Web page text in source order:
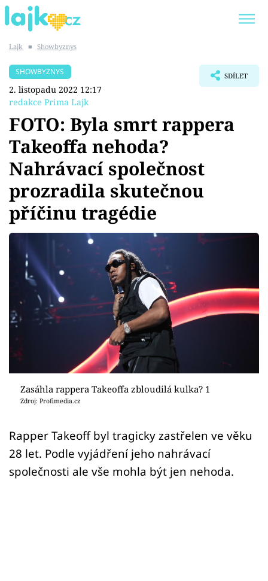
SHOPAHOLICADEL
Témata
Showbyznys
Youtubeři
Virály
Sex a vztahy
Videa
Sledujte prima+
Přihlášení
Lajk ■ Showbyznys
SHOWBYZNYS
2. listopadu 2022 12:17
redakce Prima Lajk
SDÍLET
FOTO: Byla smrt rappera
Takeoffa nehoda?
Nahrávací společnost
prozradila skutečnou
příčinu tragédie
Zasáhla rappera Takeoffa zbloudilá kulka? 1
Zdroj: Profimedia.cz
Rapper Takeoff byl tragicky zastřelen ve věku
28 let. Podle vyjádření jeho nahrávací
společnosti ale vše mohla být jen nehoda.